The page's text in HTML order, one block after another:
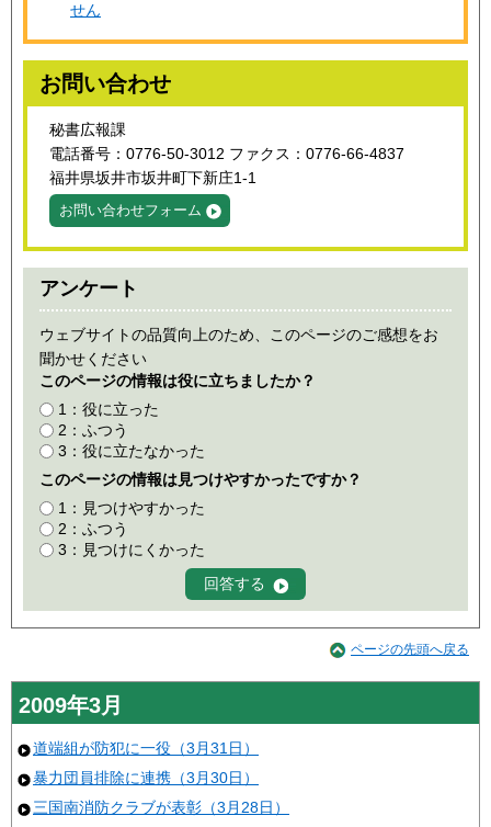
せん
お問い合わせ
秘書広報課
電話番号：0776-50-3012 ファクス：0776-66-4837
福井県坂井市坂井町下新庄1-1
お問い合わせフォーム
アンケート
ウェブサイトの品質向上のため、このページのご感想をお
聞かせください
このページの情報は役に立ちましたか？
1：役に立った
2：ふつう
3：役に立たなかった
このページの情報は見つけやすかったですか？
1：見つけやすかった
2：ふつう
3：見つけにくかった
ページの先頭へ戻る
2009年3月
道端組が防犯に一役（3月31日）
暴力団員排除に連携（3月30日）
三国南消防クラブが表彰（3月28日）